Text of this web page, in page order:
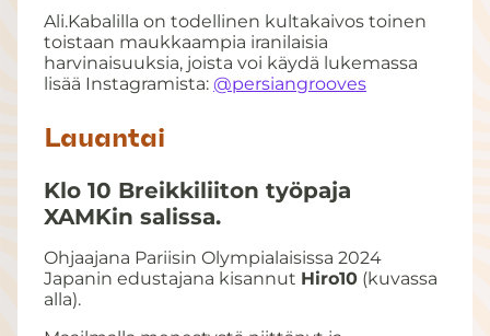
Ali.Kabalilla on todellinen kultakaivos toinen
toistaan maukkaampia iranilaisia
harvinaisuuksia, joista voi käydä lukemassa
lisää Instagramista: @persiangrooves
Lauantai
Klo 10 Breikkiliiton työpaja
XAMKin salissa.
Ohjaajana Pariisin Olympialaisissa 2024
Japanin edustajana kisannut Hiro10 (kuvassa
alla).